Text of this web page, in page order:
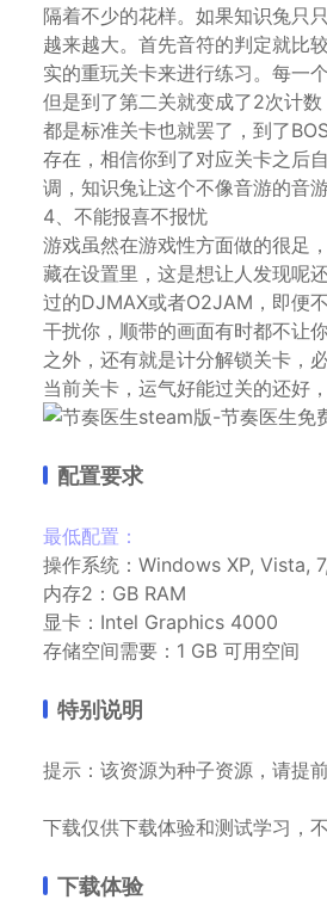
隔着不少的花样。如果知识兔只
越来越大。首先音符的判定就比
实的重玩关卡来进行练习。每一
但是到了第二关就变成了2次计
都是标准关卡也就罢了，到了
存在，相信你到了对应关卡之后
调，知识兔让这个不像音游的音
4、不能报喜不报忧
游戏虽然在游戏性方面做的很足
藏在设置里，这是想让人发现呢
过的DJMAX或者O2JAM，即便
干扰你，顺带的画面有时都不让
之外，还有就是计分解锁关卡，
当前关卡，运气好能过关的还好
配置要求
最低配置：
操作系统：Windows XP, Vista,
内存2：GB RAM
显卡：Intel Graphics 4000
存储空间需要：1 GB 可用空间
特别说明
提示：该资源为种子资源，请提
下载仅供下载体验和测试学习，
下载体验